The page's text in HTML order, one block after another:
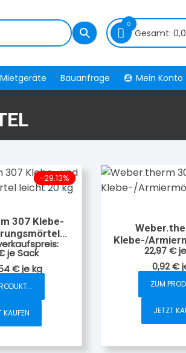
0
Gesamt:
Mietgeräte Bauanfrage Mein Konto
-29.13%
307 Klebe-
20 kg
€
Aktueller
Preis
ist:
je Sack
€jekg
KAUFEN
Klebe-/
22,97€
0,92€
ZUM
JETZT